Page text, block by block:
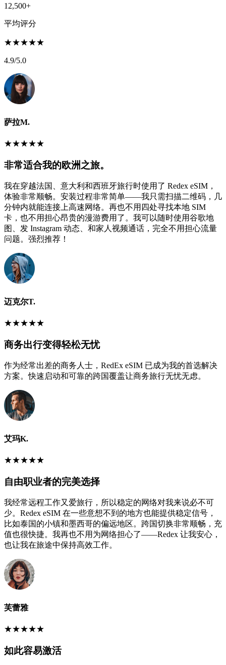
12,500+
平均评分
★★★★★
4.9/5.0
萨拉M.
★★★★★
非常适合我的欧洲之旅。
我在穿越法国、意大利和西班牙旅行时使用了 Redex eSIM，
体验非常顺畅。安装过程非常简单——我只需扫描二维码，几
分钟内就能连接上高速网络。再也不用四处寻找本地 SIM
卡，也不用担心昂贵的漫游费用了。我可以随时使用谷歌地
图、发 Instagram 动态、和家人视频通话，完全不用担心流量
问题。强烈推荐！
迈克尔T.
★★★★★
商务出行变得轻松无忧
作为经常出差的商务人士，RedEx eSIM 已成为我的首选解决
方案。快速启动和可靠的跨国覆盖让商务旅行无忧无虑。
艾玛K.
★★★★★
自由职业者的完美选择
我经常远程工作又爱旅行，所以稳定的网络对我来说必不可
少。Redex eSIM 在一些意想不到的地方也能提供稳定信号，
比如泰国的小镇和墨西哥的偏远地区。跨国切换非常顺畅，充
值也很快捷。我再也不用为网络担心了——Redex 让我安心，
也让我在旅途中保持高效工作。
芙蕾雅
★★★★★
如此容易激活